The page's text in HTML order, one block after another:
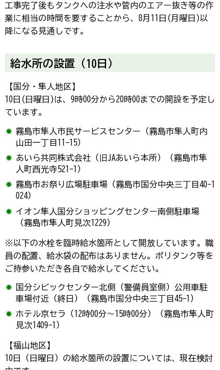
工事完了後もタンクへの注水や管内のエアー抜き等の作
業に相当の時間を要することから、8月11日(月曜日)以
降になる見通しです。
給水所の設置（10日）
【国分・隼人地区】
10日(日曜日)は、9時00分から20時00までの開設を予定し
ています。
霧島市隼人市民サービスセンター（霧島市隼人町内
山田一丁目11-15）
あいら共同株式会社（旧JAあいら本所）（霧島市隼
人町西光寺521-1）
霧島市お祭り広場駐車場（霧島市国分中央三丁目40−1
024）
イオン隼人国分ショッピングセンター南側駐車場
（霧島市隼人町見次1229）
※以下の水栓を臨時給水箇所として開放しています。職
員の配置、給水袋の配布はありません。ポリタンク等を
ご持参いただき各自で給水してください。
国分シビックセンター北側（警備員室側）公用車駐
車場付近（終日）（霧島市国分中央三丁目45-1）
ホテル京セラ（12時00分～15時00分）（霧島市隼人町
見次1409-1）
【福山地区】
10日（日曜日）の給水箇所の設置については、現在検討